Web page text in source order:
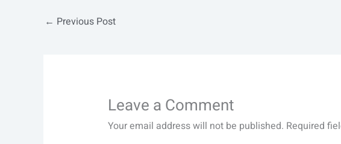
← Previous Post
Leave a Comment
Your email address will not be published. Required